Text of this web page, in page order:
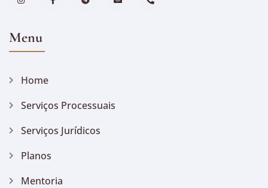
Menu
Home
Serviços Processuais
Serviços Jurídicos
Planos
Mentoria